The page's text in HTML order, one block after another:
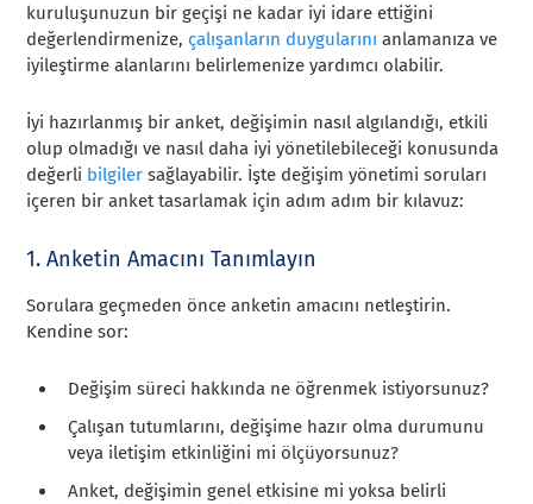
kuruluşunuzun bir geçişi ne kadar iyi idare ettiğini
değerlendirmenize, çalışanların duygularını anlamanıza ve
iyileştirme alanlarını belirlemenize yardımcı olabilir.
İyi hazırlanmış bir anket, değişimin nasıl algılandığı, etkili
olup olmadığı ve nasıl daha iyi yönetilebileceği konusunda
değerli bilgiler sağlayabilir. İşte değişim yönetimi soruları
içeren bir anket tasarlamak için adım adım bir kılavuz:
1. Anketin Amacını Tanımlayın
Sorulara geçmeden önce anketin amacını netleştirin.
Kendine sor:
Değişim süreci hakkında ne öğrenmek istiyorsunuz?
Çalışan tutumlarını, değişime hazır olma durumunu
veya iletişim etkinliğini mi ölçüyorsunuz?
Anket, değişimin genel etkisine mi yoksa belirli